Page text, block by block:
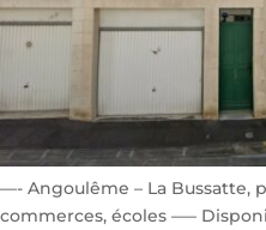
—- Angoulême – La Bussatte,
commerces, écoles —–